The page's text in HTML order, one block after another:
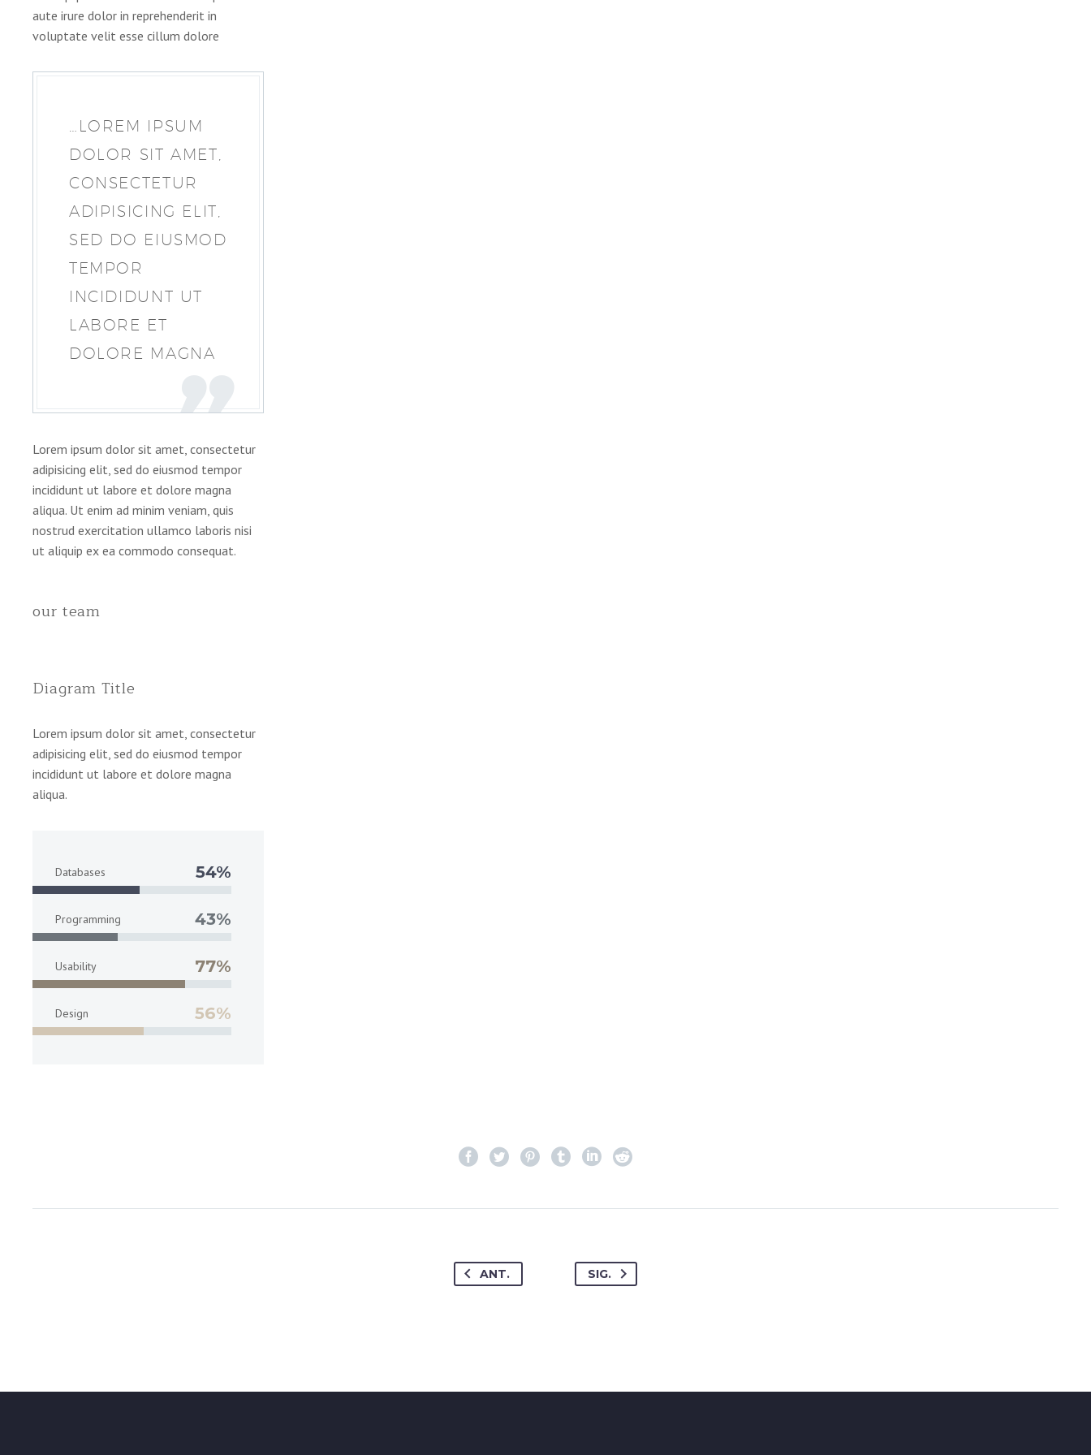
aute irure dolor in reprehenderit in
voluptate velit esse cillum dolore
…LOREM IPSUM
DOLOR SIT AMET,
CONSECTETUR
ADIPISICING ELIT,
SED DO EIUSMOD
TEMPOR
INCIDIDUNT UT
LABORE ET
DOLORE MAGNA
Lorem ipsum dolor sit amet, consectetur
adipisicing elit, sed do eiusmod tempor
incididunt ut labore et dolore magna
aliqua. Ut enim ad minim veniam, quis
nostrud exercitation ullamco laboris nisi
ut aliquip ex ea commodo consequat.
our team
Diagram Title
Lorem ipsum dolor sit amet, consectetur
adipisicing elit, sed do eiusmod tempor
incididunt ut labore et dolore magna
aliqua.
Databases 54%
Programming 43%
Usability 77%
Design 56%
ANT. SIG.